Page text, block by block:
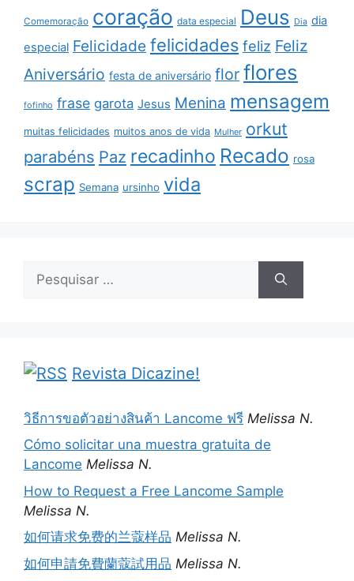
Comemoração coração data especial Deus Dia dia
especial Felicidade felicidades feliz Feliz
Aniversário festa de aniversário flor flores
fofinho frase garota Jesus Menina mensagem
muitas felicidades muitos anos de vida Mulher orkut
parabéns Paz recadinho Recado rosa
scrap Semana ursinho vida
por:
Revista Dicazine!
วิธีการขอตัวอย่างสินค้า Lancome ฟรี Melissa N.
Cómo solicitar una muestra gratuita de
Lancome Melissa N.
How to Request a Free Lancome Sample
Melissa N.
如何请求免费的兰蔻样品 Melissa N.
如何申請免費蘭蔻試用品 Melissa N.